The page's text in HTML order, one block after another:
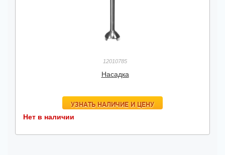
12010785
Насадка
УЗНАТЬ НАЛИЧИЕ И ЦЕНУ
Нет в наличии